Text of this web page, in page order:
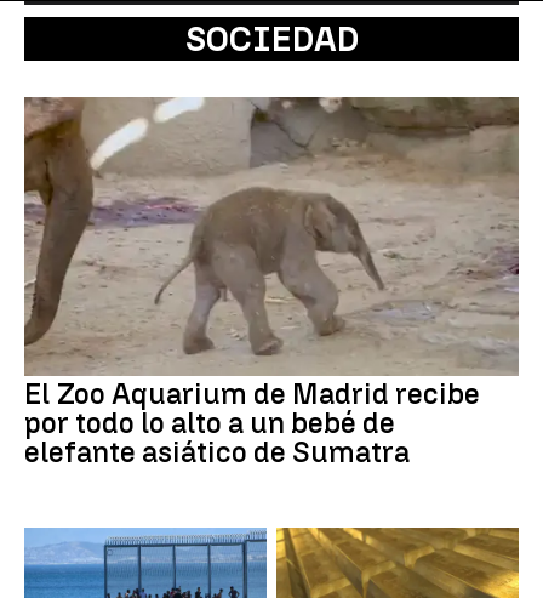
SOCIEDAD
El Zoo Aquarium de Madrid recibe
por todo lo alto a un bebé de
elefante asiático de Sumatra